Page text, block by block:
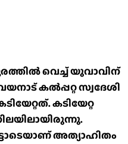
വെച്ച് യുവാവിന്
കല്‍പ്പറ്റ സ്വദേശി
കടിയേറ്റ
അത്യാഹിതം